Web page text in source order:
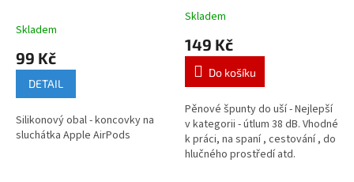
Skladem
99 Kč
DETAIL
Silikonový obal - koncovky na
sluchátka Apple AirPods
Multi 10 modré
Průměrné
produktu
5,0
5
hvězdiček.
Skladem
149 Kč
Do košíku
Pěnové špunty do uší - Nejlepší
v kategorii - útlum 38 dB. Vhodné
k práci, na spaní , cestování , do
hlučného prostředí atd.